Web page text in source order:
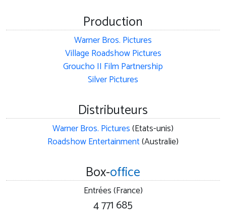
Production
Warner Bros. Pictures
Village Roadshow Pictures
Groucho II Film Partnership
Silver Pictures
Distributeurs
Warner Bros. Pictures(Etats-unis)
Roadshow Entertainment(Australie)
Box-office
Entrées (France)
4 771 685